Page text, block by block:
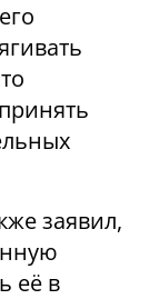
заявил,
её в